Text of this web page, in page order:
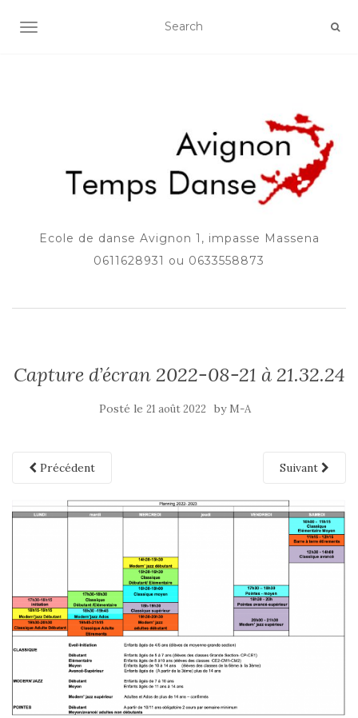
AFFICHER/MASQUER LA NAVIGATION
Ecole de danse Avignon 1, impasse Massena
0611628931 ou 0633558873
Capture d’écran 2022-08-21 à 21.32.24
Posté le 21 août 2022 by M-A
Précédent Suivant